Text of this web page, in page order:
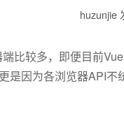
huzunjie
比较多，即便目前
是因为各浏览器API不